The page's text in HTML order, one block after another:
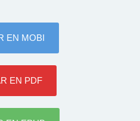
EN MOBI
EN PDF